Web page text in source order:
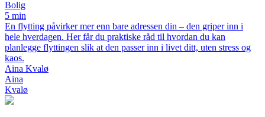
Bolig
5 min
En flytting påvirker mer enn bare adressen din – den griper inn i
hele hverdagen. Her får du praktiske råd til hvordan du kan
planlegge flyttingen slik at den passer inn i livet ditt, uten stress og
kaos.
Aina Kvalø
Aina
Kvalø